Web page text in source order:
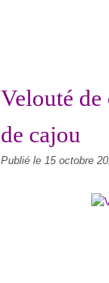
Velouté
de cajou
Publié le 15 octobre